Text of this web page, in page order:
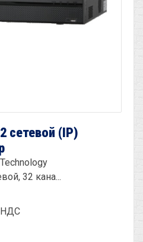
сетевой (IP)
32 кана...
НДС